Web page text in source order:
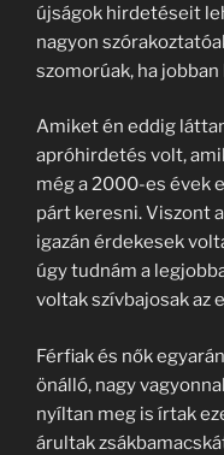
újságok hirdetéseit
nagyon
szomorúak, ha
Amiket én eddig
apróhirdetés volt,
még a 2000-es évek
párt keresni. Viszont
igazán érdekesek
úgy tudnám a
voltak szívbajosak az
Férfiak és nők
önálló, nagy
nyíltan meg is írtak
árultak